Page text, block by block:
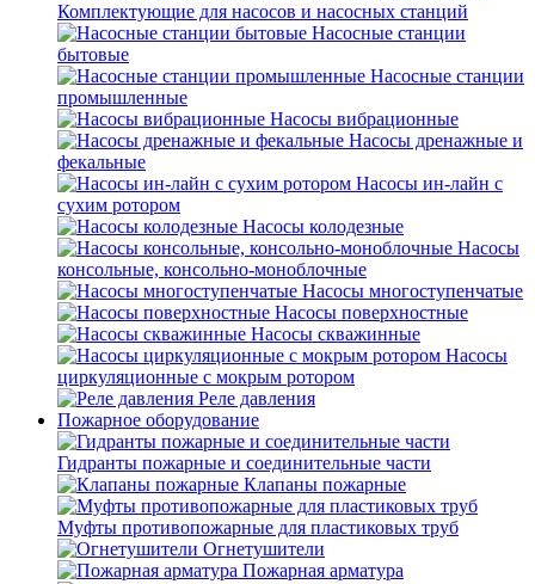
Комплектующие для насосов и насосных станций
Насосные станции
бытовые
Насосные станции
промышленные
Насосы вибрационные
Насосы дренажные и
фекальные
Насосы ин-лайн с
сухим ротором
Насосы колодезные
Насосы
консольные, консольно-моноблочные
Насосы многоступенчатые
Насосы поверхностные
Насосы скважинные
Насосы
циркуляционные с мокрым ротором
Реле давления
Пожарное оборудование
Гидранты пожарные и соединительные части
Клапаны пожарные
Муфты противопожарные для пластиковых труб
Огнетушители
Пожарная арматура